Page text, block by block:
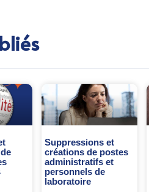
Suppressions et
créations de postes
administratifs et
personnels de
laboratoire